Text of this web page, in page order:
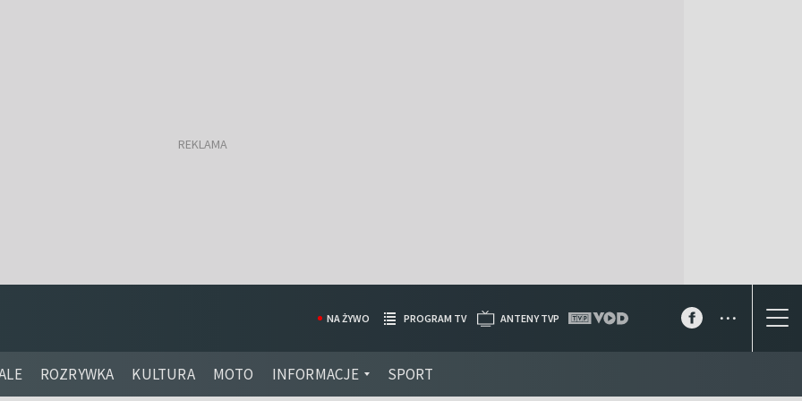
ROZRYWKA KULTURA MOTO INFORMACJE SPORT
NA ŻYWO PROGRAM TV ANTENY TVP ...